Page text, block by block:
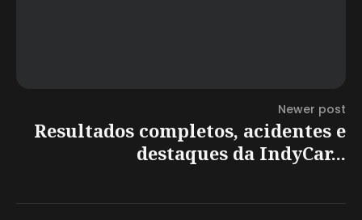
Newer post
Resultados completos, acidentes e
destaques da IndyCar...